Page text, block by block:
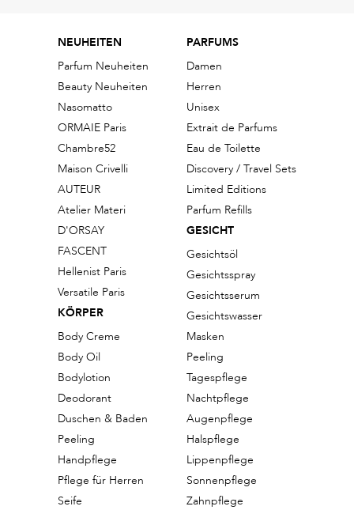
NEUHEITEN
Parfum Neuheiten
Beauty Neuheiten
Nasomatto
ORMAIE Paris
Chambre52
Maison Crivelli
AUTEUR
Atelier Materi
D'ORSAY
FASCENT
Hellenist Paris
Versatile Paris
KÖRPER
Body Creme
Body Oil
Bodylotion
Deodorant
Duschen & Baden
Peeling
Handpflege
Pflege für Herren
Seife
PARFUMS
Damen
Herren
Unisex
Extrait de Parfums
Eau de Toilette
Discovery / Travel Sets
Limited Editions
Parfum Refills
GESICHT
Gesichtsöl
Gesichtsspray
Gesichtsserum
Gesichtswasser
Masken
Peeling
Tagespflege
Nachtpflege
Augenpflege
Halspflege
Lippenpflege
Sonnenpflege
Zahnpflege